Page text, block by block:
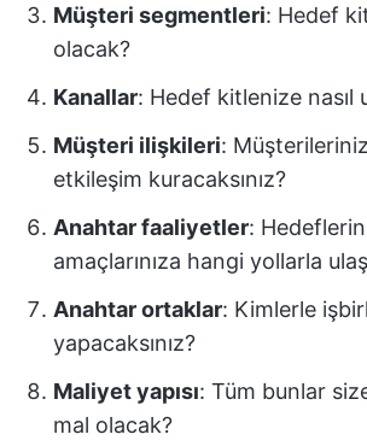
Müşteri segmentleri: Hedef
olacak?
Kanallar: Hedef kitlenize nasıl
Müşteri ilişkileri:
etkileşim kuracaksınız?
Anahtar faaliyetler:
amaçlarınıza hangi yollarla
Anahtar ortaklar: Kimlerle
yapacaksınız?
Maliyet yapısı: Tüm bunlar
mal olacak?